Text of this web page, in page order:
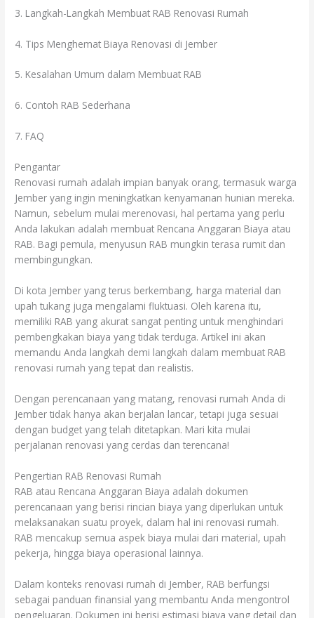
3. Langkah-Langkah Membuat RAB Renovasi Rumah
4. Tips Menghemat Biaya Renovasi di Jember
5. Kesalahan Umum dalam Membuat RAB
6. Contoh RAB Sederhana
7. FAQ
Pengantar
Renovasi rumah adalah impian banyak orang, termasuk warga
Jember yang ingin meningkatkan kenyamanan hunian mereka.
Namun, sebelum mulai merenovasi, hal pertama yang perlu
Anda lakukan adalah membuat Rencana Anggaran Biaya atau
RAB. Bagi pemula, menyusun RAB mungkin terasa rumit dan
membingungkan.
Di kota Jember yang terus berkembang, harga material dan
upah tukang juga mengalami fluktuasi. Oleh karena itu,
memiliki RAB yang akurat sangat penting untuk menghindari
pembengkakan biaya yang tidak terduga. Artikel ini akan
memandu Anda langkah demi langkah dalam membuat RAB
renovasi rumah yang tepat dan realistis.
Dengan perencanaan yang matang, renovasi rumah Anda di
Jember tidak hanya akan berjalan lancar, tetapi juga sesuai
dengan budget yang telah ditetapkan. Mari kita mulai
perjalanan renovasi yang cerdas dan terencana!
Pengertian RAB Renovasi Rumah
RAB atau Rencana Anggaran Biaya adalah dokumen
perencanaan yang berisi rincian biaya yang diperlukan untuk
melaksanakan suatu proyek, dalam hal ini renovasi rumah.
RAB mencakup semua aspek biaya mulai dari material, upah
pekerja, hingga biaya operasional lainnya.
Dalam konteks renovasi rumah di Jember, RAB berfungsi
sebagai panduan finansial yang membantu Anda mengontrol
pengeluaran. Dokumen ini berisi estimasi biaya yang detail dan